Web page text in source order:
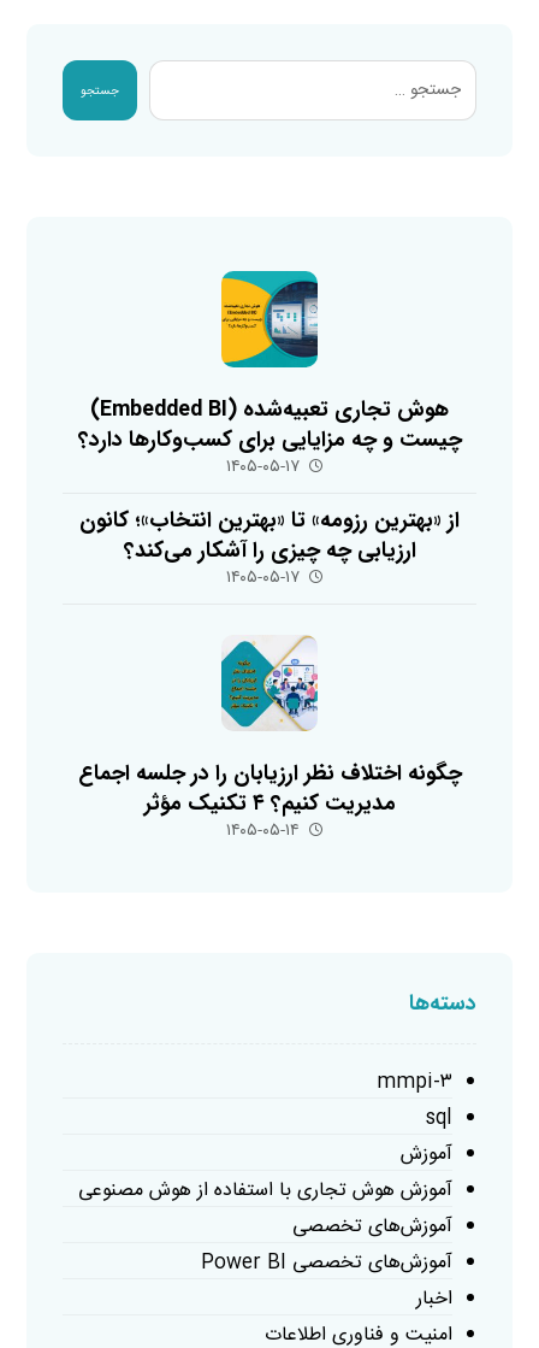
جستجو
هوش تجاری تعبیه‌شده (Embedded BI)
چیست و چه مزایایی برای کسب‌وکارها دارد؟
۱۴۰۵-۰۵-۱۷
از «بهترین رزومه» تا «بهترین انتخاب»؛ کانون
ارزیابی چه چیزی را آشکار می‌کند؟
۱۴۰۵-۰۵-۱۷
چگونه اختلاف نظر ارزیابان را در جلسه اجماع
مدیریت کنیم؟ ۴ تکنیک مؤثر
۱۴۰۵-۰۵-۱۴
دسته‌ها
mmpi-۳
sql
آموزش
آموزش هوش تجاری با استفاده از هوش مصنوعی
آموزش‌های تخصصی
آموزش‌های تخصصی Power BI
اخبار
امنیت و فناوری اطلاعات